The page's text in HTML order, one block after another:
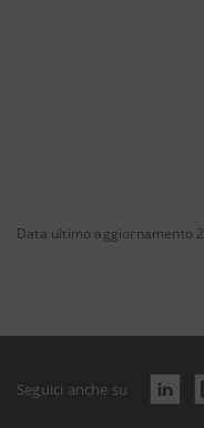
Data ultimo aggiornamento
Seguici anche su